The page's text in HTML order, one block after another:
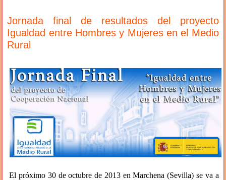
Jornada final de resultados del proyecto
Igualdad entre Hombres y Mujeres en el Medio
Rural
El próximo 30 de octubre de 2013 en Marchena (Sevilla) se va a